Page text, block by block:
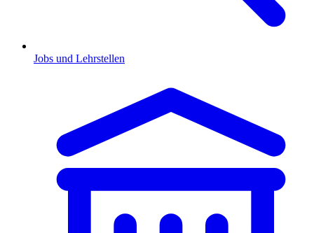
Jobs und Lehrstellen